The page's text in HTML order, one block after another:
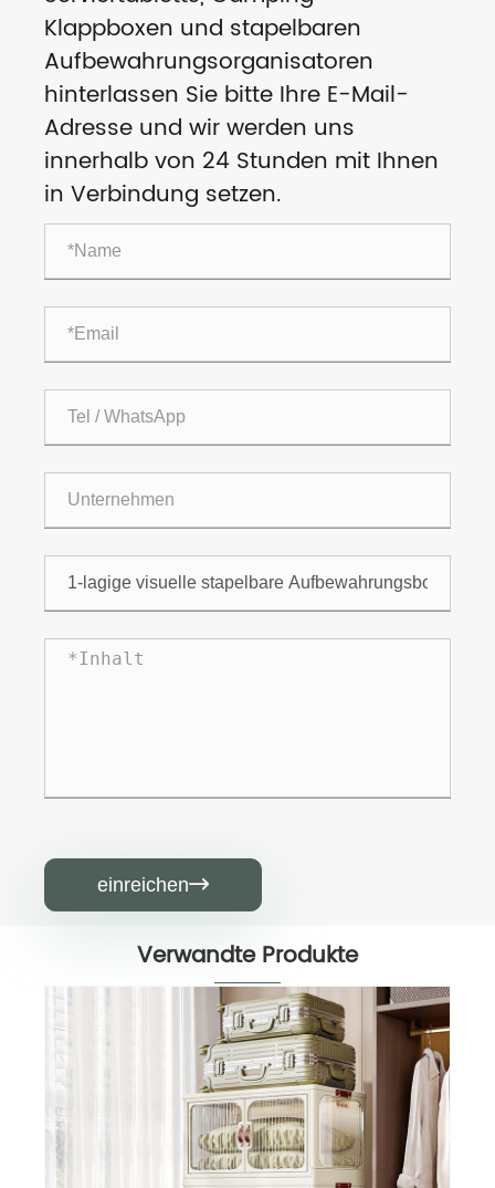
Klappboxen und stapelbaren
Aufbewahrungsorganisatoren
hinterlassen Sie bitte Ihre E-Mail-
Adresse und wir werden uns
innerhalb von 24 Stunden mit Ihnen
in Verbindung setzen.
einreichen
Verwandte Produkte